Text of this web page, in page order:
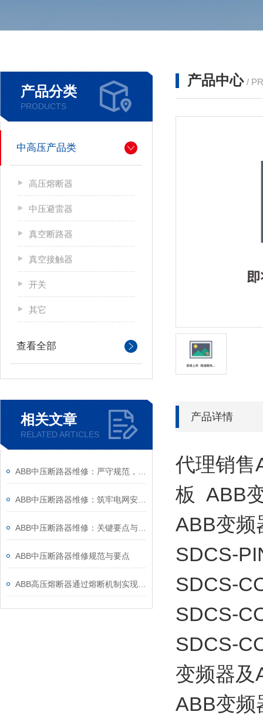
产品分类
PRODUCTS
中高压产品类
高压熔断器
中压避雷器
真空断路器
真空接触器
开关
其它
查看全部
相关文章
RELATED ARTICLES
ABB中压断路器维修规范与要点
产品中心 /
产品详情
代理销售
板 ABB
ABB变频
SDCS-
SDCS-
SDCS-
SDCS-
变频器及
ABB变